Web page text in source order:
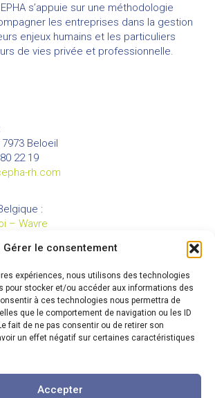
Gérer le consentement
expériences, nous utilisons des technologies
pour stocker et/ou accéder aux informations des
à ces technologies nous permettra de
que le comportement de navigation ou les ID
fait de ne pas consentir ou de retirer son
un effet négatif sur certaines caractéristiques
Accepter
s’appuie sur une méthodologie
les entreprises dans la gestion
enjeux humains et les particuliers
de vies privée et professionnelle.
Beloeil
22 19
rh.com
:
– Wavre
de vente